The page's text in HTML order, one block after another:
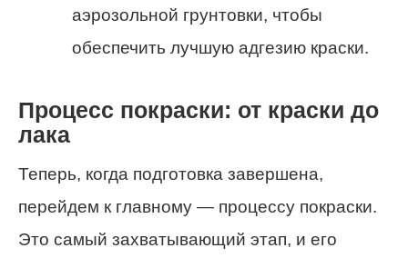
аэрозольной грунтовки, чтобы
обеспечить лучшую адгезию краски.
Процесс покраски: от краски до
лака
Теперь, когда подготовка завершена,
перейдем к главному — процессу покраски.
Это самый захватывающий этап, и его